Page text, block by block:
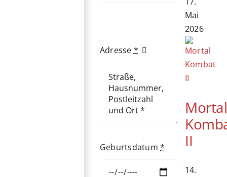
Adresse *
Geburtsdatum*
Mai
2026
Mortal
II
14.